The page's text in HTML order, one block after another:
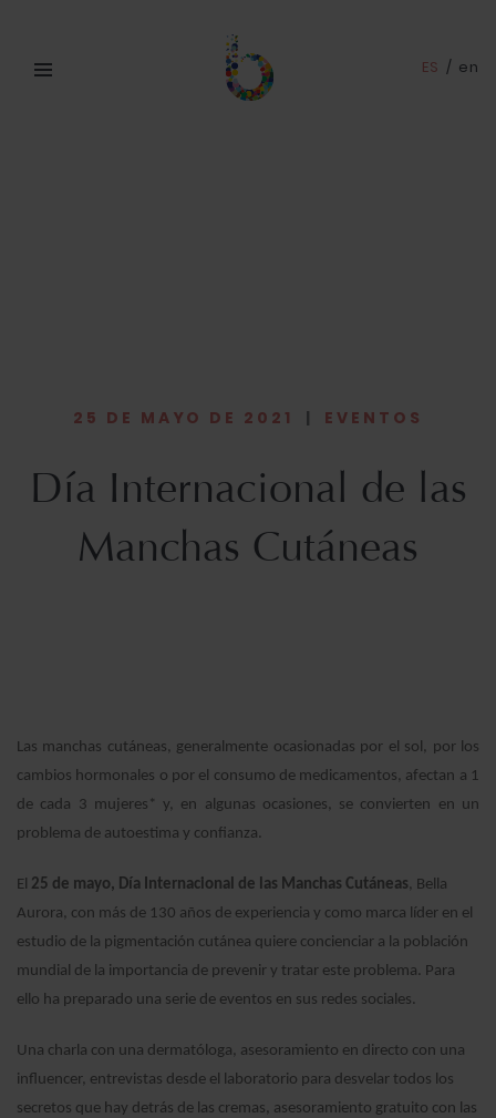
ES / en
25 DE MAYO DE 2021 | EVENTOS
Día Internacional de las
Manchas Cutáneas
Las manchas cutáneas, generalmente ocasionadas por el sol, por los
cambios hormonales o por el consumo de medicamentos, afectan a 1
de cada 3 mujeres* y, en algunas ocasiones, se convierten en un
problema de autoestima y confianza.
El 25 de mayo, Día Internacional de las Manchas Cutáneas, Bella
Aurora, con más de 130 años de experiencia y como marca líder en el
estudio de la pigmentación cutánea quiere concienciar a la población
mundial de la importancia de prevenir y tratar este problema. Para
ello ha preparado una serie de eventos en sus redes sociales.
Una charla con una dermatóloga, asesoramiento en directo con una
influencer, entrevistas desde el laboratorio para desvelar todos los
secretos que hay detrás de las cremas, asesoramiento gratuito con las